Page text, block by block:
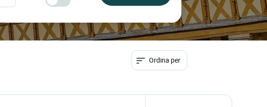
Ordina per